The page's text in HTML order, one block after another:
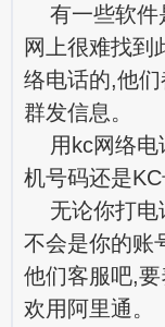
有一些软件
网上很难找到
络电话的,他
群发信息。
用kc网络电
机号码还是
无论你打电
不会是你的账
他们客服吧,
欢用阿里通。